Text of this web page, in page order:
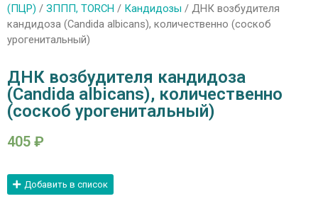
(ПЦР) / ЗППП, TORCH / Кандидозы / ДНК возбудителя
кандидоза (Candida albicans), количественно (соскоб
урогенитальный)
ДНК возбудителя кандидоза
(Candida albicans), количественно
(соскоб урогенитальный)
405 ₽
Добавить в список